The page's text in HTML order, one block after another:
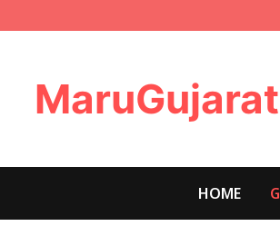
MaruGujarat
HOME